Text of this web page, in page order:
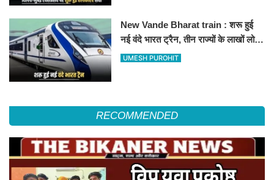
New Vande Bharat train : शरू हुई
नई वंदे भारत ट्रैन, तीन राज्यों के लाखों लोगों
का सफर होगा आसान, देखें पूरा रूटमैप
UMESH PUROHIT
RECOMMENDED